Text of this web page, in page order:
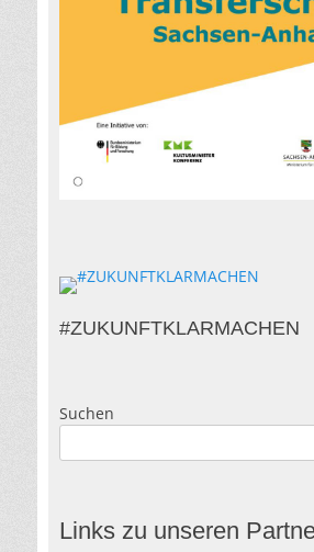
#ZUKUNFTKLARMACHEN
Suchen
Links zu unseren